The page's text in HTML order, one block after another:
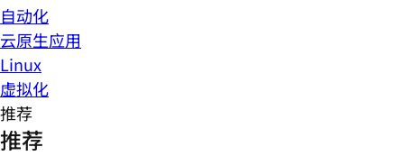
自动化
云原生应用
Linux
虚拟化
推荐
推荐